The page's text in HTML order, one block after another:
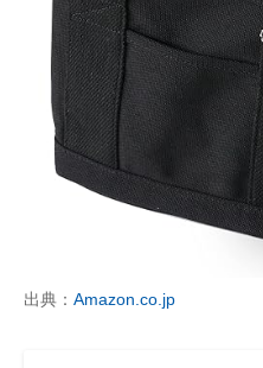
出典： Amazon.co.jp